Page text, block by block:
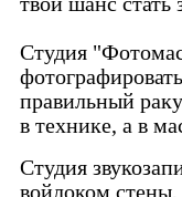
Студия
правильный
в технике, а в
Студия
войлоком